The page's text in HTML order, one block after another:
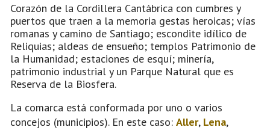
Corazón de la Cordillera Cantábrica con cumbres y
puertos que traen a la memoria gestas heroicas; vías
romanas y camino de Santiago; escondite idílico de
Reliquias; aldeas de ensueño; templos Patrimonio de
la Humanidad; estaciones de esquí; minería,
patrimonio industrial y un Parque Natural que es
Reserva de la Biosfera.
La comarca está conformada por uno o varios
concejos (municipios). En este caso: Aller, Lena,